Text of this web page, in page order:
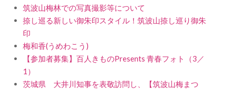
筑波山梅林での写真撮影等について
捺し巡る新しい御朱印スタイル！筑波山捺し巡り御朱
印
梅和香(うめわこう)
【参加者募集】百人きものPresents 青春フォト（3／
1）
茨城県 大井川知事を表敬訪問し、【筑波山梅まつ